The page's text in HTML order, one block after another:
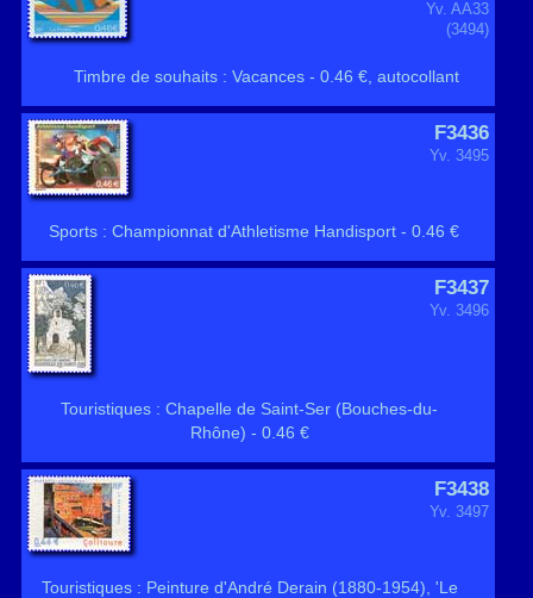
Yv. AA33
(3494)
Timbre de souhaits : Vacances - 0.46 €, autocollant
F3436
Yv. 3495
Sports : Championnat d'Athletisme Handisport - 0.46 €
F3437
Yv. 3496
Touristiques : Chapelle de Saint-Ser (Bouches-du-
Rhône) - 0.46 €
F3438
Yv. 3497
Touristiques : Peinture d'André Derain (1880-1954), 'Le